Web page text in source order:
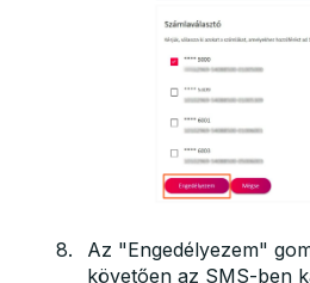
Az "Engedélyezem"
követően az SMS-ben